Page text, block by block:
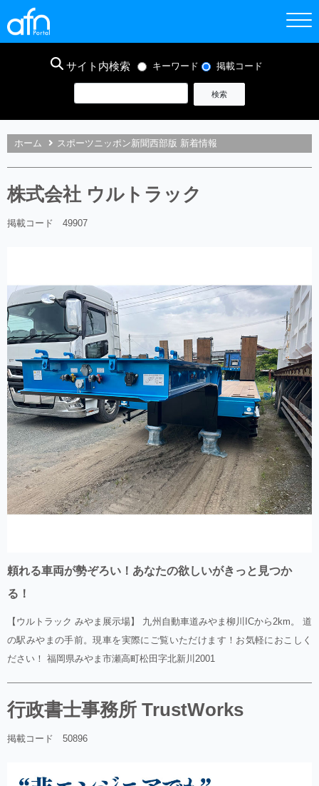
サイト内検索 キーワード 掲載コード
ホーム スポーツニッポン新聞西部版 新着情報
株式会社 ウルトラック
掲載コード 49907
頼れる車両が勢ぞろい！あなたの欲しいがきっと見つか
る！
【ウルトラック みやま展示場】 九州自動車道みやま柳川ICから2km。 道
の駅みやまの手前。現車を実際にご覧いただけます！お気軽におこしく
ださい！ 福岡県みやま市瀬高町松田字北新川2001
行政書士事務所 TrustWorks
掲載コード 50896